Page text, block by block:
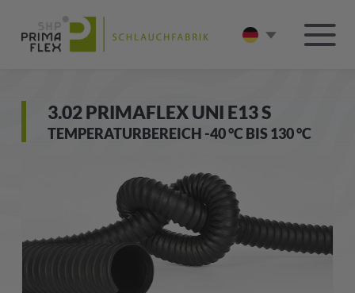
3.02 PRIMAFLEX UNI E13 S
TEMPERATURBEREICH -40 °C BIS 130 °C